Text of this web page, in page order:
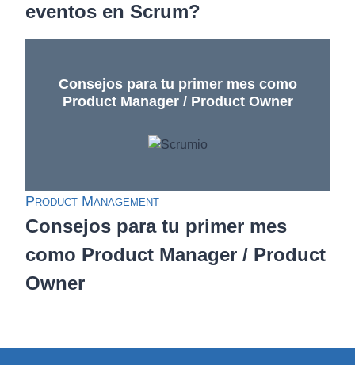
eventos en Scrum?
Consejos para tu primer mes como
Product Manager / Product Owner
Product Management
Consejos para tu primer mes
como Product Manager / Product
Owner